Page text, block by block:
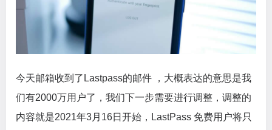
今天邮箱收到了Lastpass的邮件 ，大概表达的意思是我
们有2000万用户了，我们下一步需要进行调整，调整的
内容就是2021年3月16日开始，LastPass 免费用户将只